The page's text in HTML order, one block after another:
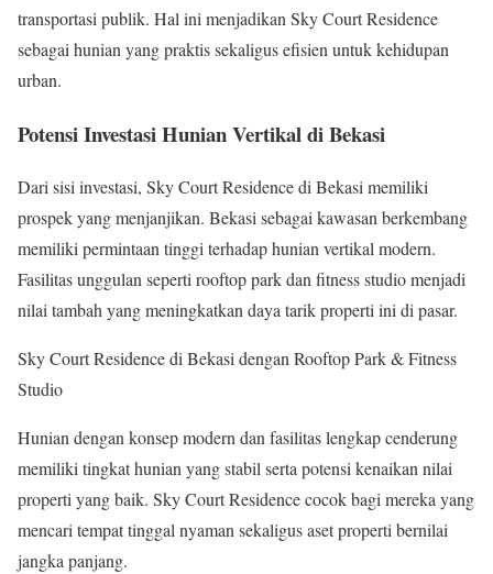
transportasi publik. Hal ini menjadikan Sky Court Residence
sebagai hunian yang praktis sekaligus efisien untuk kehidupan
urban.
Potensi Investasi Hunian Vertikal di Bekasi
Dari sisi investasi, Sky Court Residence di Bekasi memiliki
prospek yang menjanjikan. Bekasi sebagai kawasan berkembang
memiliki permintaan tinggi terhadap hunian vertikal modern.
Fasilitas unggulan seperti rooftop park dan fitness studio menjadi
nilai tambah yang meningkatkan daya tarik properti ini di pasar.
Sky Court Residence di Bekasi dengan Rooftop Park & Fitness
Studio
Hunian dengan konsep modern dan fasilitas lengkap cenderung
memiliki tingkat hunian yang stabil serta potensi kenaikan nilai
properti yang baik. Sky Court Residence cocok bagi mereka yang
mencari tempat tinggal nyaman sekaligus aset properti bernilai
jangka panjang.